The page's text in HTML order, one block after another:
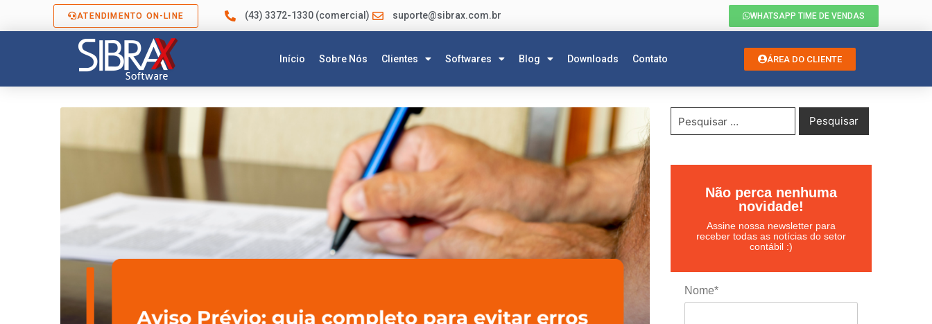
ATENDIMENTO ON-LINE (43) 3372-1330 (comercial) suporte@sibrax.com.br WHATSAPP TIME DE VENDAS
Início Sobre Nós Clientes Softwares Blog Downloads Contato ÁREA DO CLIENTE
Não perca nenhuma
novidade!
Assine nossa newsletter para
receber todas as notícias do setor
contábil :)
Nome*